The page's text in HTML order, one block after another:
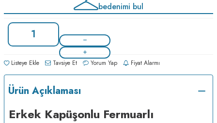
bedenimi bul
Listeye Ekle Tavsiye Et Yorum Yap Fiyat Alarmı
Ürün Açıklaması
Erkek Kapüşonlu Fermuarlı